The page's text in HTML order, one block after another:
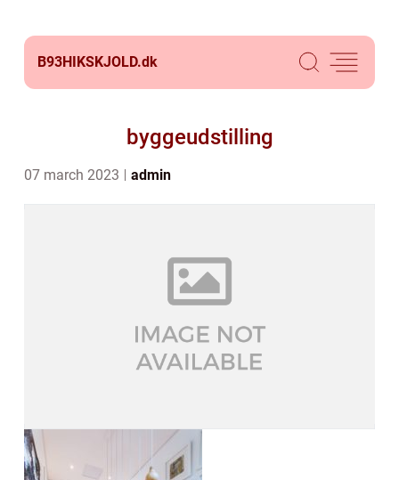
B93HIKSKJOLD.dk
byggeudstilling
07 march 2023 admin